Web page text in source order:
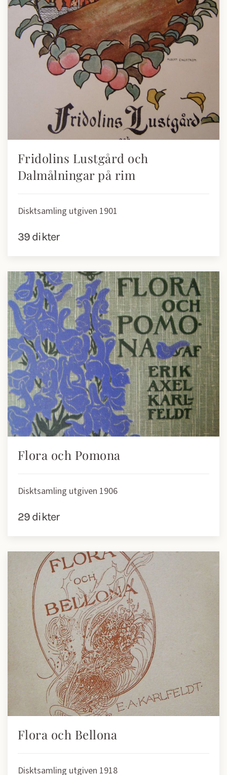
Fridolins Lustgård och
Dalmålningar på rim
Disktsamling utgiven 1901
39 dikter
Flora och Pomona
Disktsamling utgiven 1906
29 dikter
Flora och Bellona
Disktsamling utgiven 1918